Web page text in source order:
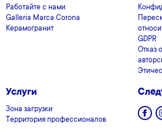
Работайте с нами
Galleria Marca Corona
Керамогранит
GDPR
Отказ
Услуги
Зона загрузки
Территория профессионалов